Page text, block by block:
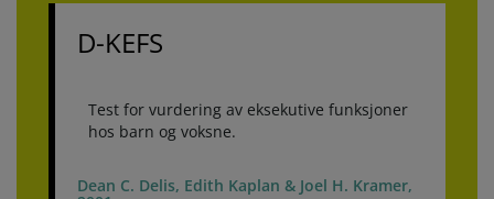
D-KEFS
Test for vurdering av eksekutive funksjoner
hos barn og voksne.
Dean C. Delis, Edith Kaplan & Joel H. Kramer,